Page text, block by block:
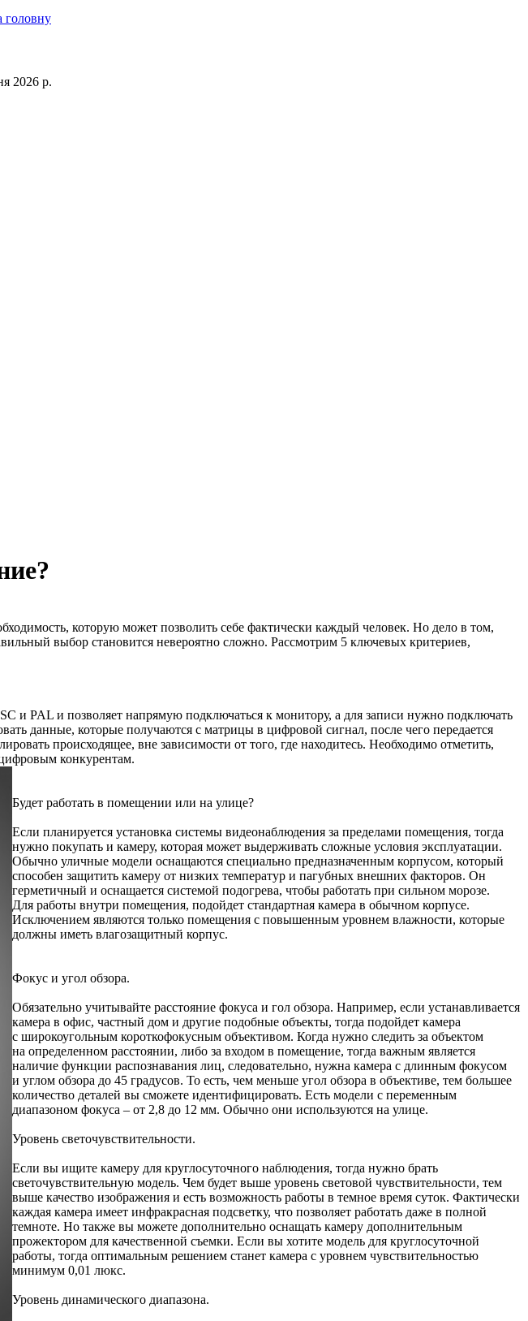
головну
2026 р.
которую может позволить себе фактически каждый человек. Но дело в том,
выбор становится невероятно сложно. Рассмотрим 5 ключевых критериев,
и PAL и позволяет напрямую подключаться к монитору, а для записи нужно подключать
данные, которые получаются с матрицы в цифровой сигнал, после чего передается
происходящее, вне зависимости от того, где находитесь. Необходимо отметить,
конкурентам.
Будет работать в помещении или на улице?
Если планируется установка системы видеонаблюдения за пределами помещения, тогда
нужно покупать и камеру, которая может выдерживать сложные условия эксплуатации.
Обычно уличные модели оснащаются специально предназначенным корпусом, который
способен защитить камеру от низких температур и пагубных внешних факторов. Он
герметичный и оснащается системой подогрева, чтобы работать при сильном морозе.
Для работы внутри помещения, подойдет стандартная камера в обычном корпусе.
Исключением являются только помещения с повышенным уровнем влажности, которые
должны иметь влагозащитный корпус.
Фокус и угол обзора.
Обязательно учитывайте расстояние фокуса и гол обзора. Например, если устанавливается
камера в офис, частный дом и другие подобные объекты, тогда подойдет камера
с широкоугольным короткофокусным объективом. Когда нужно следить за объектом
на определенном расстоянии, либо за входом в помещение, тогда важным является
наличие функции распознавания лиц, следовательно, нужна камера с длинным фокусом
и углом обзора до 45 градусов. То есть, чем меньше угол обзора в объективе, тем большее
количество деталей вы сможете идентифицировать. Есть модели с переменным
диапазоном фокуса – от 2,8 до 12 мм. Обычно они используются на улице.
Уровень светочувствительности.
Если вы ищите камеру для круглосуточного наблюдения, тогда нужно брать
светочувствительную модель. Чем будет выше уровень световой чувствительности, тем
выше качество изображения и есть возможность работы в темное время суток. Фактически
каждая камера имеет инфракрасная подсветку, что позволяет работать даже в полной
темноте. Но также вы можете дополнительно оснащать камеру дополнительным
прожектором для качественной съемки. Если вы хотите модель для круглосуточной
работы, тогда оптимальным решением станет камера с уровнем чувствительностью
минимум 0,01 люкс.
Уровень динамического диапазона.